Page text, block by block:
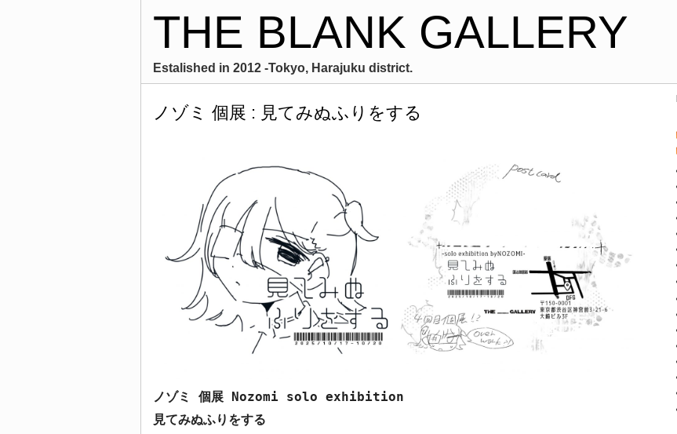
THE BLANK GALLERY
Estalished in 2012 -Tokyo, Harajuku district.
ノゾミ 個展 : 見てみぬふりをする
ノゾミ 個展 Nozomi solo exhibition
見てみぬふりをする